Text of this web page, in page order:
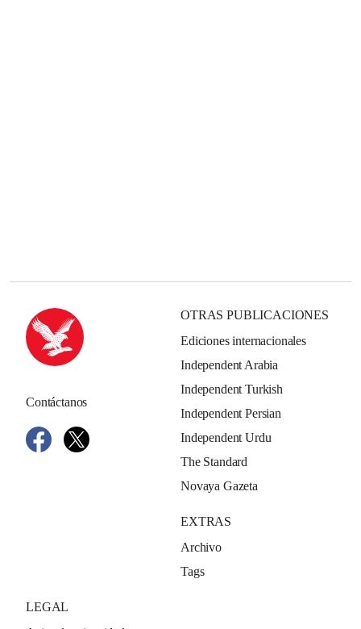
Contáctanos
OTRAS PUBLICACIONES
Ediciones internacionales
Independent Arabia
Independent Turkish
Independent Persian
Independent Urdu
The Standard
Novaya Gazeta
EXTRAS
Archivo
Tags
LEGAL